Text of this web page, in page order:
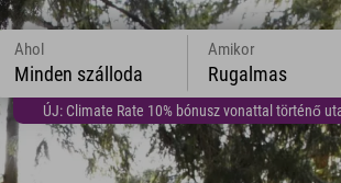
ÚJ: Climate Rate 10% bónusz vonattal történő
Ahol
Minden szálloda
Amikor
Rugalmas